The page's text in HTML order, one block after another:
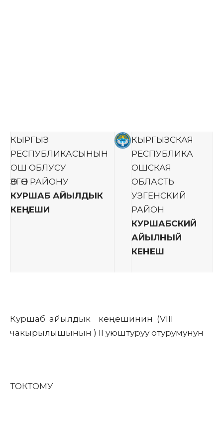
КЫРГЫЗ
РЕСПУБЛИКАСЫНЫН
ОШ ОБЛУСУ
ӨЗГӨН РАЙОНУ
КУРШАБ АЙЫЛДЫК
КЕҢЕШИ
КЫРГЫЗСКАЯ
РЕСПУБЛИКА
ОШСКАЯ
ОБЛАСТЬ
УЗГЕНСКИЙ
РАЙОН
КУРШАБСКИЙ
АЙЫЛНЫЙ
КЕНЕШ
Куршаб айылдык кеңешинин (VIII
чакырылышынын ) II уюштуруу отурумунун
ТОКТОМУ